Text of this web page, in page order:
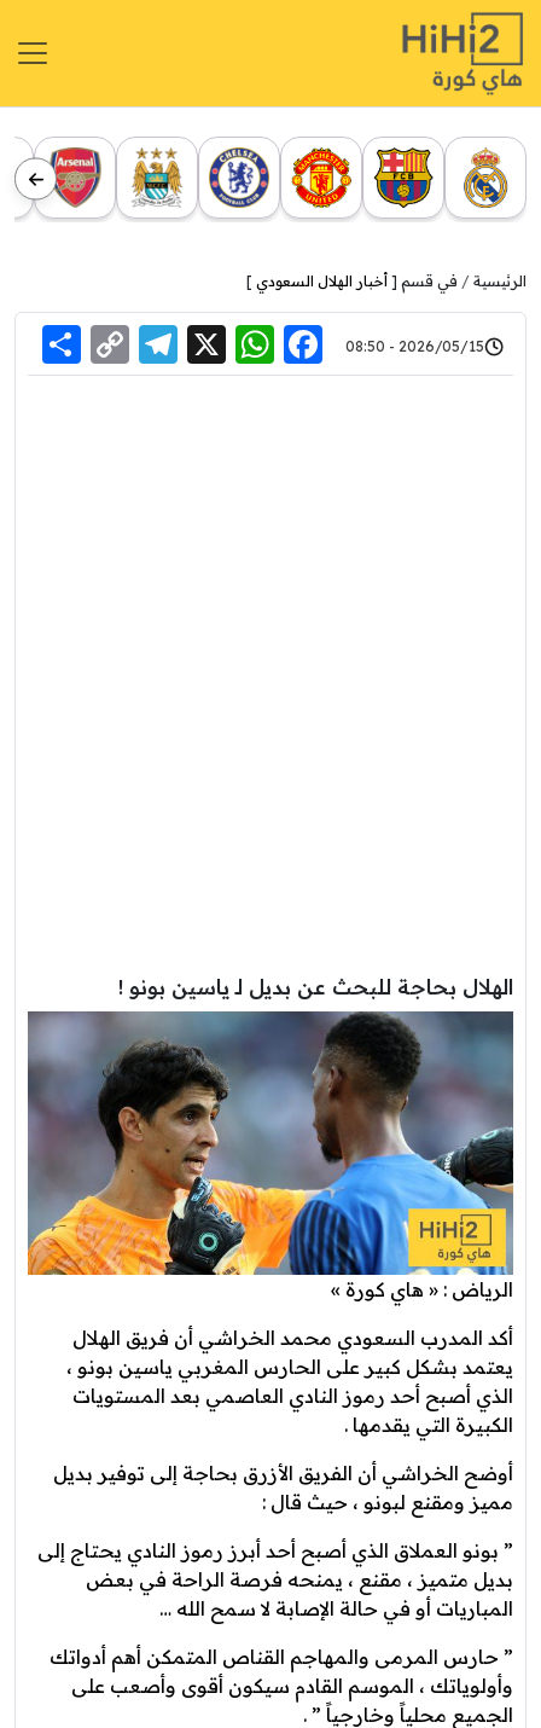
الرئيسية في قسم [ أخبار الهلال السعودي ]
2026/05/15 - 08:50
Facebook
WhatsApp
X
Link
الهلال بحاجة للبحث عن بديل لـ ياسين بونو !
الرياض : « هاي كورة »
أكد المدرب السعودي محمد الخراشي أن فريق الهلال
يعتمد بشكل كبير على الحارس المغربي ياسين بونو ،
الذي أصبح أحد رموز النادي العاصمي بعد المستويات
الكبيرة التي يقدمها .
أوضح الخراشي أن الفريق الأزرق بحاجة إلى توفير بديل
مميز ومقنع لبونو ، حيث قال :
” ‏بونو العملاق الذي أصبح أحد أبرز رموز النادي يحتاج إلى
بديل متميز ، مقنع ، يمنحه فرصة الراحة في بعض
المباريات أو في حالة الإصابة لا سمح الله …
” حارس المرمى والمهاجم القناص المتمكن أهم أدواتك
وأولوياتك ، الموسم القادم سيكون أقوى وأصعب على
الجميع محلياً وخارجياً ” .